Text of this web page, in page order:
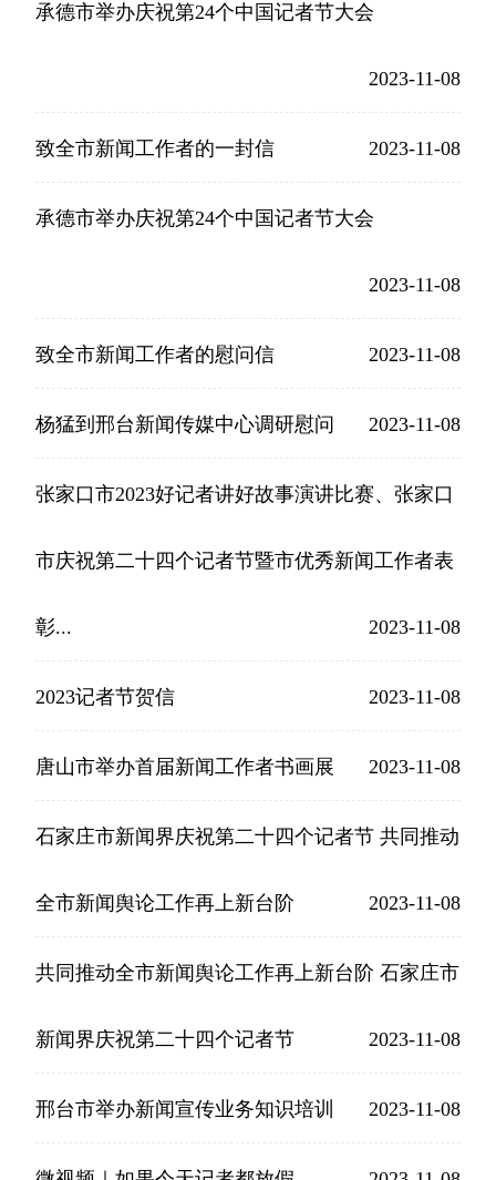
承德市举办庆祝第24个中国记者节大会
2023-11-08
致全市新闻工作者的一封信 2023-11-08
承德市举办庆祝第24个中国记者节大会
2023-11-08
致全市新闻工作者的慰问信 2023-11-08
杨猛到邢台新闻传媒中心调研慰问 2023-11-08
张家口市2023好记者讲好故事演讲比赛、张家口
市庆祝第二十四个记者节暨市优秀新闻工作者表
彰... 2023-11-08
2023记者节贺信 2023-11-08
唐山市举办首届新闻工作者书画展 2023-11-08
石家庄市新闻界庆祝第二十四个记者节 共同推动
全市新闻舆论工作再上新台阶 2023-11-08
共同推动全市新闻舆论工作再上新台阶 石家庄市
新闻界庆祝第二十四个记者节 2023-11-08
邢台市举办新闻宣传业务知识培训 2023-11-08